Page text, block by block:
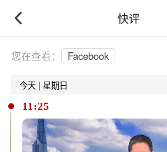
快评
下拉刷新
您在查看： Facebook
今天 | 星期日
11:25